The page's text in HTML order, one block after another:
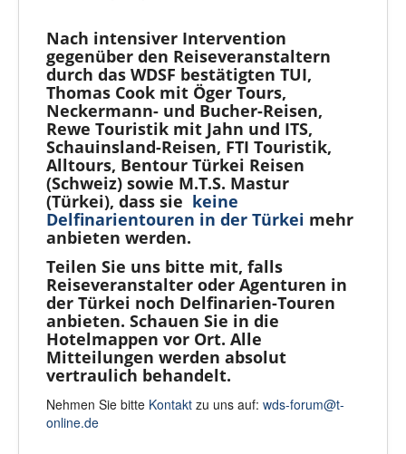
Nach intensiver Intervention
gegenüber den Reiseveranstaltern
durch das WDSF bestätigten TUI,
Thomas Cook mit Öger Tours,
Neckermann- und Bucher-Reisen,
Rewe Touristik mit Jahn und ITS,
Schauinsland-Reisen, FTI Touristik,
Alltours, Bentour Türkei Reisen
(Schweiz) sowie M.T.S. Mastur
(Türkei), dass sie keine
Delfinarientouren in der Türkei mehr
anbieten werden.
Teilen Sie uns bitte mit, falls
Reiseveranstalter oder Agenturen in
der Türkei noch Delfinarien-Touren
anbieten. Schauen Sie in die
Hotelmappen vor Ort. Alle
Mitteilungen werden absolut
vertraulich behandelt.
Nehmen Sie bitte Kontakt zu uns auf: wds-forum@t-
online.de